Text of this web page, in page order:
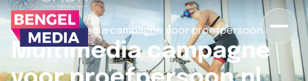
Home>Multimedia campagne voor proefpersoon.nl
Multimedia campagne